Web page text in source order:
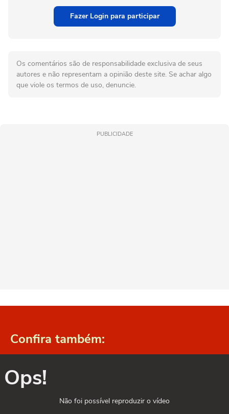
Fazer Login para participar
Os comentários são de responsabilidade exclusiva de seus
autores e não representam a opinião deste site. Se achar algo
que viole os termos de uso, denuncie.
PUBLICIDADE
Confira também:
Ops!
Não foi possível reproduzir o vídeo